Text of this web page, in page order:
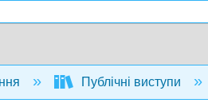
Публічні виступи